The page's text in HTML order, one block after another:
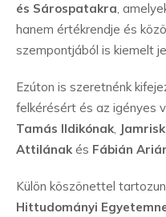
és Sárospatakra,
hanem értékrendje és
szempontjából is kiemelt
Ezúton is szeretnénk
felkérésért és az igényes
Tamás Ildikónak,
Attilánakés Fábián
Külön köszönettel
Hittudományi